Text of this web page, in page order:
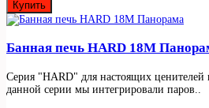
Купить
Банная печь HARD 18М
Серия "HARD" для настоящих ценителей
данной серии мы интегрировали паров..